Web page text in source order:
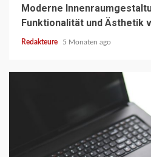
Moderne
Funktionalität und Ästhetik
Redakteure 5 Monaten ago